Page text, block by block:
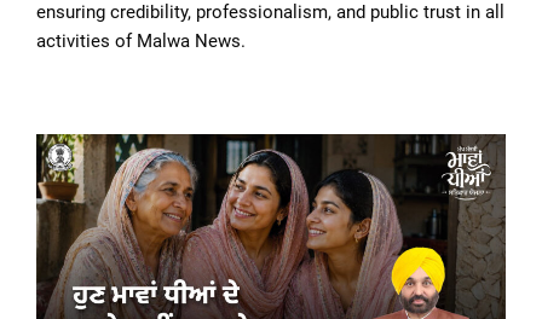
ensuring credibility, professionalism, and public trust in all
activities of Malwa News.